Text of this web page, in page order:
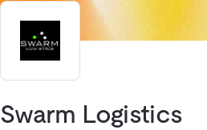
Swarm Logistics